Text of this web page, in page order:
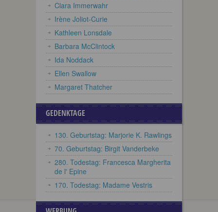
Clara Immerwahr
Irène Joliot-Curie
Kathleen Lonsdale
Barbara McClintock
Ida Noddack
Ellen Swallow
Margaret Thatcher
GEDENKTAGE
130. Geburtstag: Marjorie K. Rawlings
70. Geburtstag: Birgit Vanderbeke
280. Todestag: Francesca Margherita
de l' Epine
170. Todestag: Madame Vestris